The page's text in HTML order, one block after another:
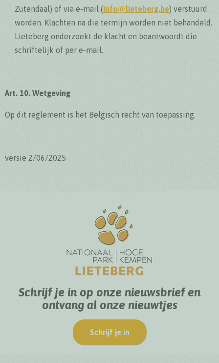
Zutendaal) of via e-mail (info@lieteberg.be) verstuurd
worden. Klachten na die termijn worden niet behandeld.
Lieteberg onderzoekt de klacht en beantwoordt die
schriftelijk of per e-mail.
Art. 10. Wetgeving
Op dit reglement is het Belgisch recht van toepassing.
versie 2/06/2025
Schrijf je in op onze nieuwsbrief en
ontvang al onze nieuwtjes
Schrijf je in